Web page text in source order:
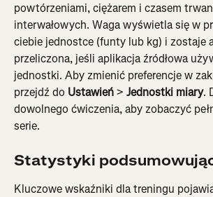
powtórzeniami, ciężarem i czasem
interwałowych. Waga wyświetla się w
ciebie jednostce (funty lub kg) i zostaje
przeliczona, jeśli aplikacja źródłowa
jednostki. Aby zmienić preferencje w
przejdź do Ustawień > Jednostki miary.
dowolnego ćwiczenia, aby zobaczyć
serie.
Statystyki
Kluczowe wskaźniki dla treningu